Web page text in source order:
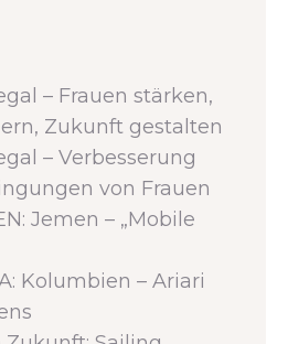
– Frauen stärken,
Zukunft gestalten
– Verbesserung
von Frauen
Jemen – „Mobile
Kolumbien – Ariari